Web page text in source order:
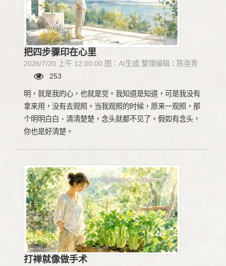
把四步骤印在心里
2026/7/20 上午 12:00:00 图：AI生成 整理编辑：陈尧青
253
明，就是我的心，也就是觉。我知道是知道，可是我没有
拿来用，没有去观照。当我观照的时候，原来一观照，那
个明明白白、清清楚楚，念头就都不见了。假如有念头，
你也是好清楚。
打禅就像做手术